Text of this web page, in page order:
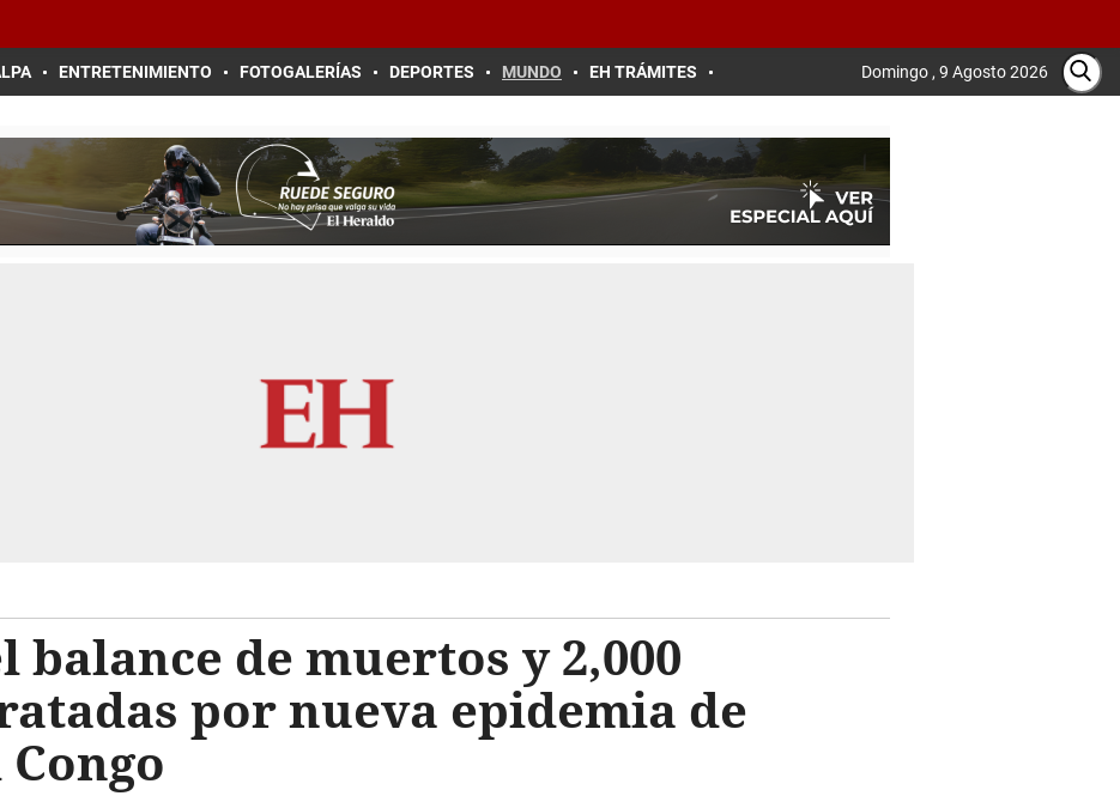
ENTRETENIMIENTO FOTOGALERÍAS DEPORTES MUNDO EH TRÁMITES Domingo , 9 Agosto 2026
balance de muertos y 2,000
por nueva epidemia de